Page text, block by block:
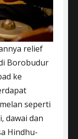
relief
Borobudur
ke
seperti
dawai dan
Hindhu-